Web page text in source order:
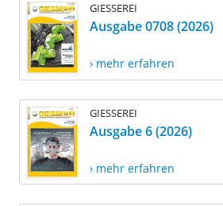
GIESSEREI
Ausgabe 0708 (2026)
› mehr erfahren
GIESSEREI
Ausgabe 6 (2026)
› mehr erfahren